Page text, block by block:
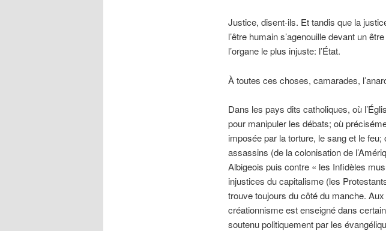
Justice, disent-ils. Et tandis que la
l’être humain s’agenouille devant un
l’organe le plus injuste: l’État.
À toutes ces choses, camarades,
Dans les pays dits catholiques, où
pour manipuler les débats; où
imposée par la torture, le sang et le
assassins (de la colonisation de
Albigeois puis contre « les Infidèles
injustices du capitalisme (les
trouve toujours du côté du manche.
créationnisme est enseigné dans
soutenu politiquement par les